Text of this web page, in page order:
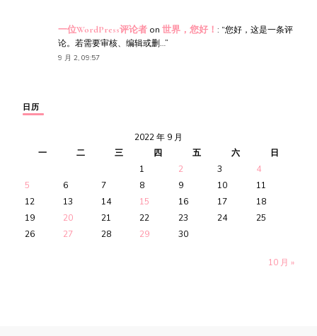
一位WordPress评论者 on 世界，您好！ : “您好，这是一条评
论。若需要审核、编辑或删…”
9 月 2, 09:57
日历
2022 年 9 月
一
二 三 四 五 六
日
1
2 3
4
5
6 7 8 9 10
11
12
13 14 15 16 17
18
19
20 21 22 23 24
25
26
27 28 29 30
10 月 »